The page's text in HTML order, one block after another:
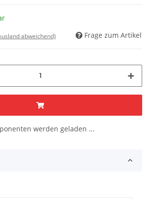
abweichend) Frage zum Artikel
werden geladen ...